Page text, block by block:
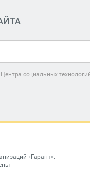
социальных
«Гарант».